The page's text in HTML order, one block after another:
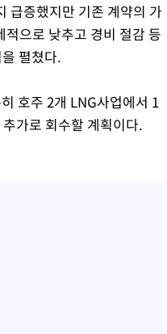
급증했지만 기존 계약의 가
으로 낮추고 경비 절감 등
펼쳤다.
호주 2개 LNG사업에서 1
가로 회수할 계획이다.